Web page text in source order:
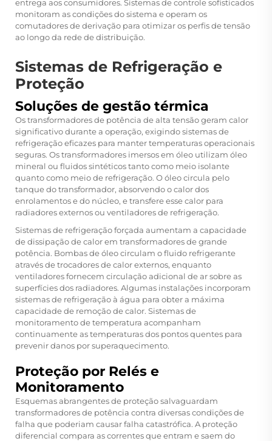
entrega aos consumidores. Sistemas de controle sofisticados
monitoram as condições do sistema e operam os
comutadores de derivação para otimizar os perfis de tensão
ao longo da rede de distribuição.
Sistemas de Refrigeração e
Proteção
Soluções de gestão térmica
Os transformadores de potência de alta tensão geram calor
significativo durante a operação, exigindo sistemas de
refrigeração eficazes para manter temperaturas operacionais
seguras. Os transformadores imersos em óleo utilizam óleo
mineral ou fluidos sintéticos tanto como meio isolante
quanto como meio de refrigeração. O óleo circula pelo
tanque do transformador, absorvendo o calor dos
enrolamentos e do núcleo, e transfere esse calor para
radiadores externos ou ventiladores de refrigeração.
Sistemas de refrigeração forçada aumentam a capacidade
de dissipação de calor em transformadores de grande
potência. Bombas de óleo circulam o fluido refrigerante
através de trocadores de calor externos, enquanto
ventiladores fornecem circulação adicional de ar sobre as
superfícies dos radiadores. Algumas instalações incorporam
sistemas de refrigeração à água para obter a máxima
capacidade de remoção de calor. Sistemas de
monitoramento de temperatura acompanham
continuamente as temperaturas dos pontos quentes para
prevenir danos por superaquecimento.
Proteção por Relés e
Monitoramento
Esquemas abrangentes de proteção salvaguardam
transformadores de potência contra diversas condições de
falha que poderiam causar falha catastrófica. A proteção
diferencial compara as correntes que entram e saem do